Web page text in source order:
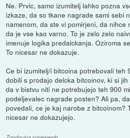
Ne. Prvic, samo izumitelj lahko pozna
izkaze, da so tkane nagrade sami sebi
namenom, da ste vi pomirjeni, da nihce
da je vse kao varno. To je zelo zelo
imenuje logika predalckanja. Oziroma
To nicesar ne dokazuje.
Ce bi izumitelj/i bitcoina potrebovali teh
dobili s prodajo delcka bitcoinov, ki si
da v bistvu niti ne potrebujejo teh 900
podeljevalec nagrade posten? Ali pa,
povedali, ce je kaj narobe z bitcoinom?
nicesar ne dokazujejo.